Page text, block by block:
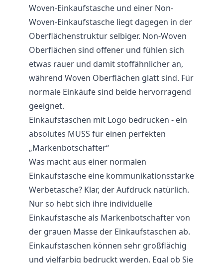
Woven-Einkaufstasche und einer Non-
Woven-Einkaufstasche liegt dagegen in der
Oberflächenstruktur selbiger. Non-Woven
Oberflächen sind offener und fühlen sich
etwas rauer und damit stoffähnlicher an,
während Woven Oberflächen glatt sind. Für
normale Einkäufe sind beide hervorragend
geeignet.
Einkaufstaschen mit Logo bedrucken - ein
absolutes MUSS für einen perfekten
„Markenbotschafter“
Was macht aus einer normalen
Einkaufstasche eine kommunikationsstarke
Werbetasche? Klar, der Aufdruck natürlich.
Nur so hebt sich ihre individuelle
Einkaufstasche als Markenbotschafter von
der grauen Masse der Einkaufstaschen ab.
Einkaufstaschen können sehr großflächig
und vielfarbig bedruckt werden. Egal ob Sie